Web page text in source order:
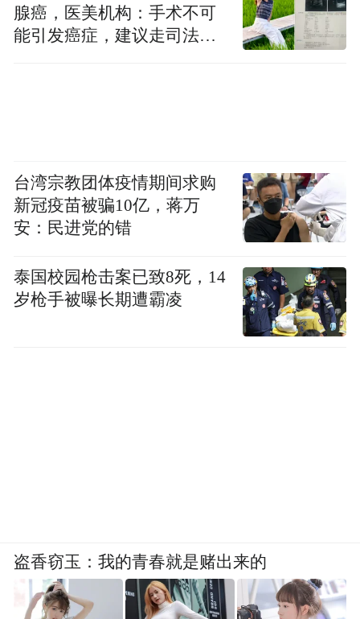
腺癌，医美机构：手术不可
能引发癌症，建议走司法途
台湾宗教团体疫情期间求购
新冠疫苗被骗10亿，蒋万
安：民进党的错
泰国校园枪击案已致8死，14
岁枪手被曝长期遭霸凌
盗香窃玉：我的青春就是赌出来的